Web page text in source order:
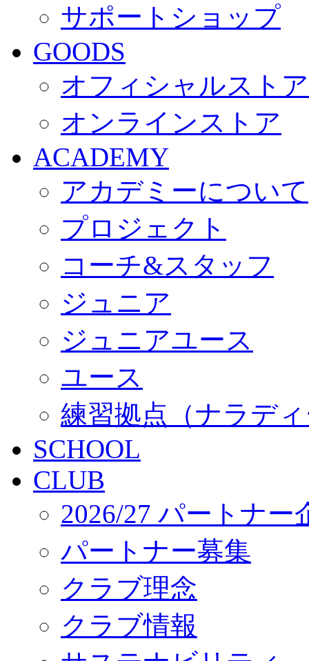
サポートショップ
GOODS
オフィシャルスト
オンラインストア
ACADEMY
アカデミーについて
プロジェクト
コーチ&スタッフ
ジュニア
ジュニアユース
ユース
練習拠点（ナラデ
SCHOOL
CLUB
2026/27 パートナー
パートナー募集
クラブ理念
クラブ情報